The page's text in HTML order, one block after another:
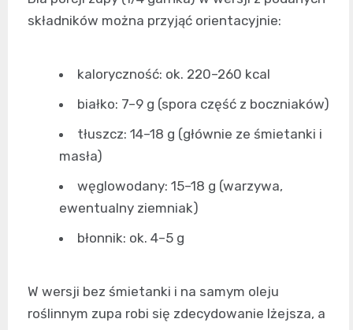
składników można przyjąć orientacyjnie:
kaloryczność: ok. 220–260 kcal
białko: 7–9 g (spora część z boczniaków)
tłuszcz: 14–18 g (głównie ze śmietanki i
masła)
węglowodany: 15–18 g (warzywa,
ewentualny ziemniak)
błonnik: ok. 4–5 g
W wersji bez śmietanki i na samym oleju
roślinnym zupa robi się zdecydowanie lżejsza, a